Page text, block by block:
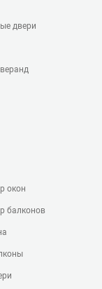
двери
окон
балконов